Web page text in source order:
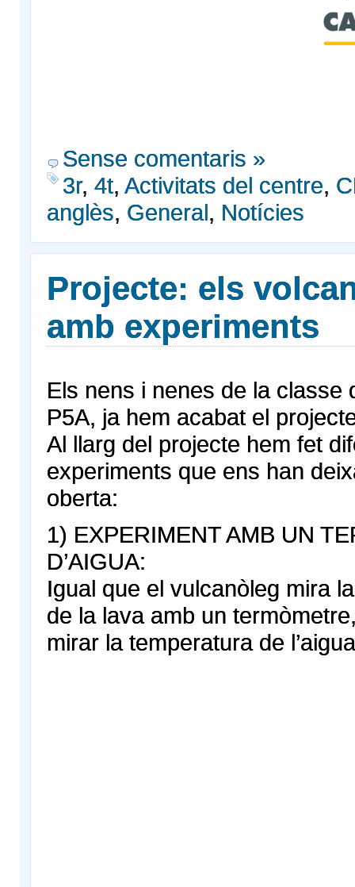
Sense comentaris »
3r, 4t, Activitats del centre,
anglès, General, Notícies
Projecte: els
amb experiments
Els nens i nenes de la classe
P5A, ja hem acabat el
Al llarg del projecte hem fet
experiments que ens han
oberta:
1) EXPERIMENT AMB UN
D’AIGUA:
Igual que el vulcanòleg mira
de la lava amb un
mirar la temperatura de